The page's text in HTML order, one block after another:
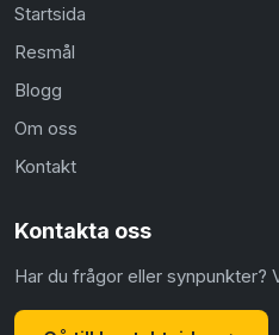
Startsida
Resmål
Blogg
Om oss
Kontakt
Kontakta oss
Har du frågor eller synpunkter?